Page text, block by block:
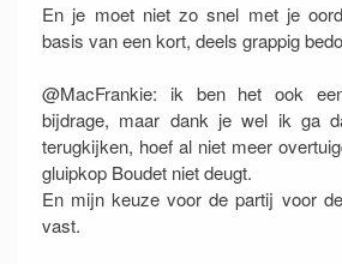
En je moet niet zo snel met je
basis van een kort, deels grappig
@MacFrankie: ik ben het ook
bijdrage, maar dank je wel ik ga
terugkijken, hoef al niet meer
gluipkop Boudet niet deugt.
En mijn keuze voor de partij voor
vast.